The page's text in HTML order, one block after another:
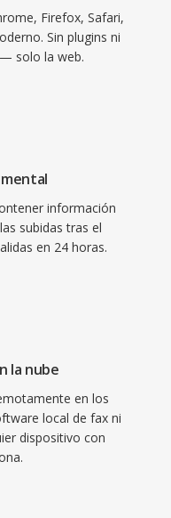
Firefox, Safari,
Sin plugins ni
solo la web.
información
subidas tras el
en 24 horas.
la nube
en los
local de fax ni
dispositivo con